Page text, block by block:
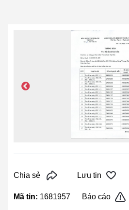
Chia sẻ Lưu tin
Mã tin: 1681957 Báo cáo